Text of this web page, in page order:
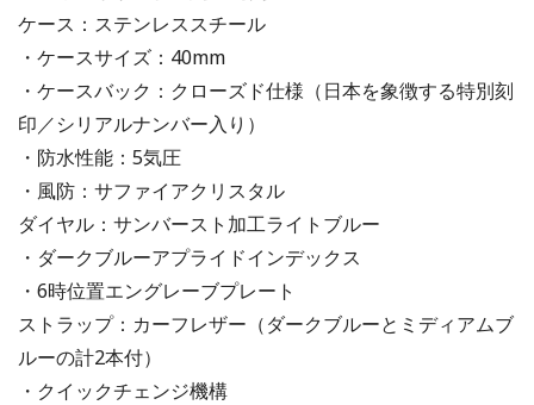
ケース：ステンレススチール
・ケースサイズ：40mm
・ケースバック：クローズド仕様（日本を象徴する特別刻
印／シリアルナンバー入り）
・防水性能：5気圧
・風防：サファイアクリスタル
ダイヤル：サンバースト加工ライトブルー
・ダークブルーアプライドインデックス
・6時位置エングレーブプレート
ストラップ：カーフレザー（ダークブルーとミディアムブ
ルーの計2本付）
・クイックチェンジ機構